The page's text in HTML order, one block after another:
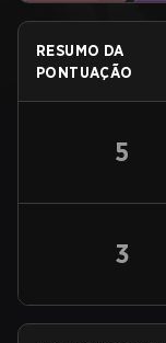
RESUMO DA
PONTUAÇÃO
5
3